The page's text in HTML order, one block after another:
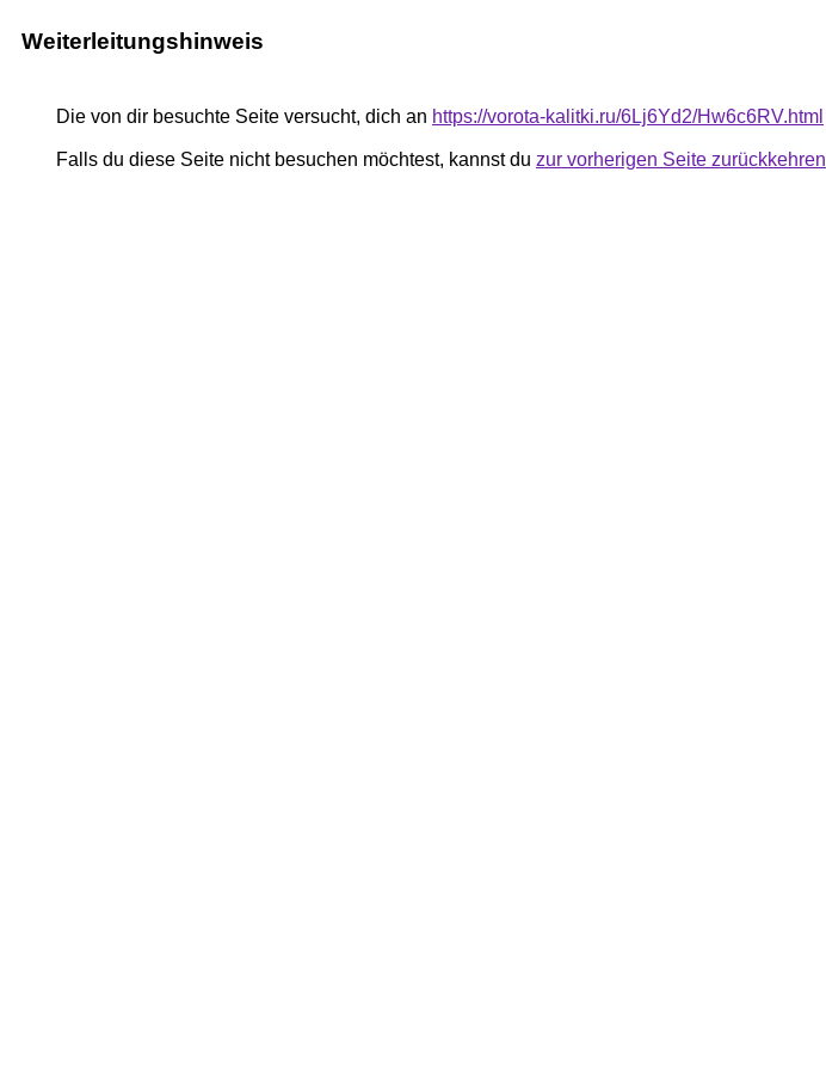
Weiterleitungshinweis
Die von dir besuchte Seite versucht, dich an https://vorota-kalitki.ru/6Lj6Yd2/Hw6c6RV.html
Falls du diese Seite nicht besuchen möchtest, kannst du zur vorherigen Seite zurückkehren